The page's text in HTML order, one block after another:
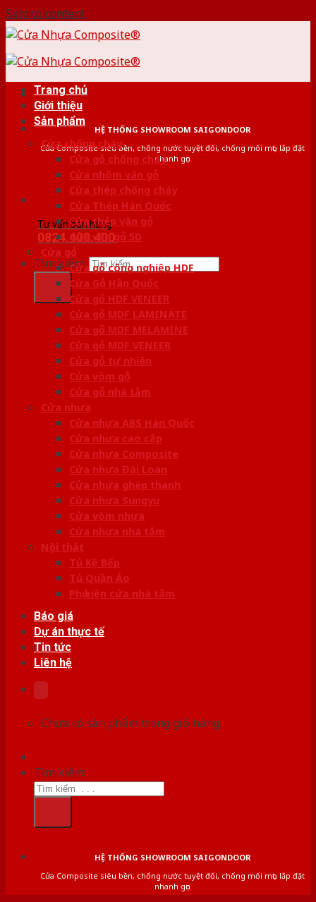
Skip to content
HỆ THỐNG SHOWROOM SAIGONDOOR
Cửa Composite siêu bền, chống nước tuyệt đối, chống mối mọt, lắp đặt
nhanh gọn
Tư vấn bán hàng
0824.400.400
Tìm kiếm:
Trang chủ
Giới thiệu
Sản phẩm
Cửa chống cháy
Cửa gỗ chống cháy
Cửa nhôm vân gỗ
Cửa thép chống cháy
Cửa Thép Hàn Quốc
Cửa thép vân gỗ
Cửa vân gỗ 5D
Cửa gỗ
Cửa gỗ công nghiệp HDF
Cửa Gỗ Hàn Quốc
Cửa gỗ HDF VENEER
Cửa gỗ MDF LAMINATE
Cửa gỗ MDF MELAMINE
Cửa gỗ MDF VENEER
Cửa gỗ tự nhiên
Cửa vòm gỗ
Cửa gỗ nhà tắm
Cửa nhựa
Cửa nhựa ABS Hàn Quốc
Cửa nhựa cao cấp
Cửa nhựa Composite
Cửa nhựa Đài Loan
Cửa nhựa ghép thanh
Cửa nhựa Sungyu
Cửa vòm nhựa
Cửa nhựa nhà tắm
Nội thất
Tủ Kệ Bếp
Tủ Quần Áo
Phụ kiện cửa nhà tắm
Báo giá
Dự án thực tế
Tin tức
Liên hệ
Chưa có sản phẩm trong giỏ hàng.
Tìm kiếm:
HỆ THỐNG SHOWROOM SAIGONDOOR
Cửa Composite siêu bền, chống nước tuyệt đối, chống mối mọt, lắp đặt
nhanh gọn